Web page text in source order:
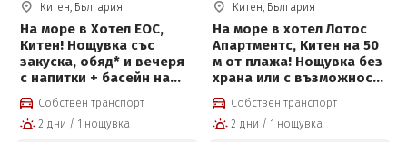
Китен, България
На море в Хотел ЕОС,
Китен! Нощувка със
закуска, обяд* и вечеря
с напитки + басейн на
цени от 23 евро на човек
Собствен транспорт
2 дни / 1 нощувка
Китен, България
На море в хотел Лотос
Апартментс, Китен на 50
м от плажа! Нощувка без
храна или с възможност
за закуска, обяд*,
вечеря* + външен
басейн на цени от 30 €
Собствен транспорт
2 дни / 1 нощувка